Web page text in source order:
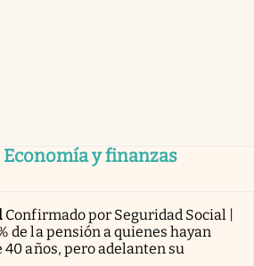
Economía y finanzas
Confirmado por Seguridad Social |
de la pensión a quienes hayan
40 años, pero adelanten su